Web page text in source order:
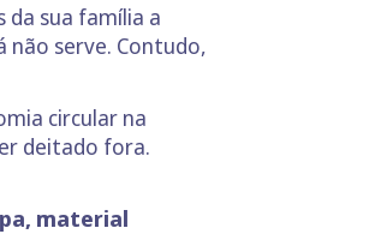
da sua família a
não serve. Contudo,
circular na
deitado fora.
material